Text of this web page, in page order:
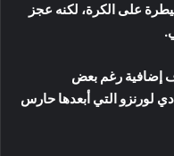
على الكرة، لكنه عجز
إضافية رغم بعض
لورنزو التي أبعدها حارس